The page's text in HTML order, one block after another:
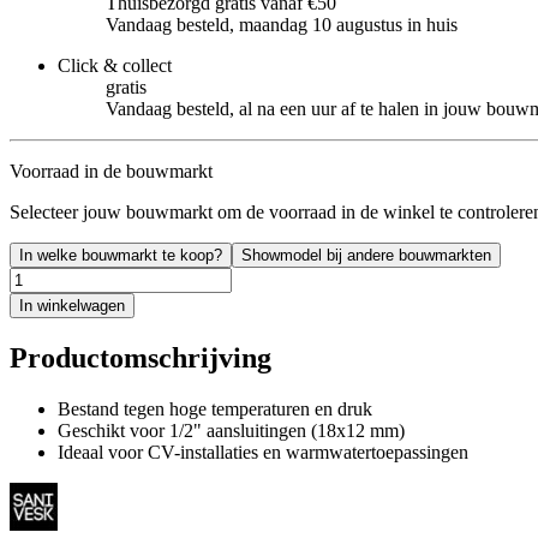
Vandaag besteld, maandag 10 augustus in huis
Click & collect
gratis
Vandaag besteld, al na een uur af te halen in jouw
Voorraad in de bouwmarkt
Selecteer jouw bouwmarkt om de voorraad in de winkel te
In welke bouwmarkt te koop? Showmodel bij andere bouwmarkten
In winkelwagen
Productomschrijving
Bestand tegen hoge temperaturen en druk
Geschikt voor 1/2" aansluitingen (18x12 mm)
Ideaal voor CV-installaties en warmwatertoepassingen